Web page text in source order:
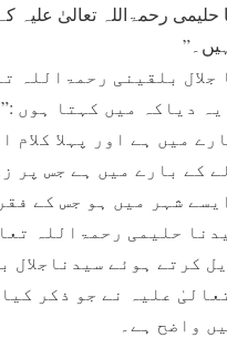
حليمی رحمۃاللہ تعالیٰ علیہ
جلال بلقينی رحمۃاللہ
دياکہ ميں کہتا ہوں :”
ميں ہے اور پہلا کلام
کے بارے ميں ہے جس پر
شہر ميں ہو جس کے
حليمی رحمۃاللہ
کرتے ہوئے سیدناجلال
علیہ نے جو ذکر
واضح ہے۔